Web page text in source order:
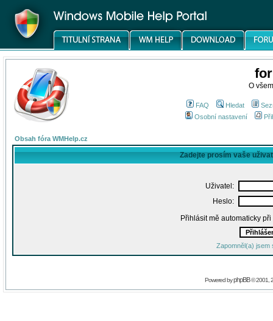
O
FAQ Hledat
Osobní nastavení
Obsah fóra WMHelp.cz
Zadejte prosím vaše
Uživatel:
Heslo:
Přihlásit mě automaticky
Zapomněl(a) jsem
Powered byphpBB© 2001,